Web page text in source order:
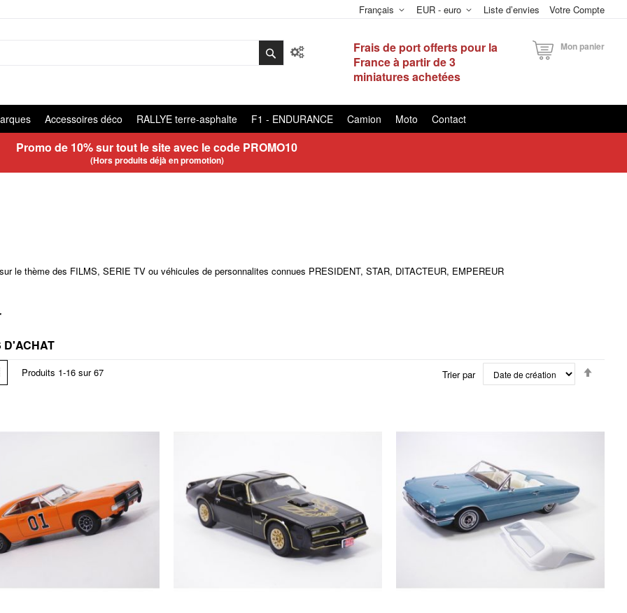
Liste d’envies Votre Compte
EUR - euro
Français
Frais de port offerts pour la
France à partir de 3
miniatures achetées
Mon panier
Accessoires déco RALLYE terre-asphalte F1 - ENDURANCE Camion Moto Contact
Promo de 10% sur tout le site avec le code PROMO10
(Hors produits déjà en promotion)
le thème des FILMS, SERIE TV ou véhicules de personnalites connues PRESIDENT, STAR, DITACTEUR, EMPEREUR
D'ACHAT
Produits 1-16sur67 Trier par